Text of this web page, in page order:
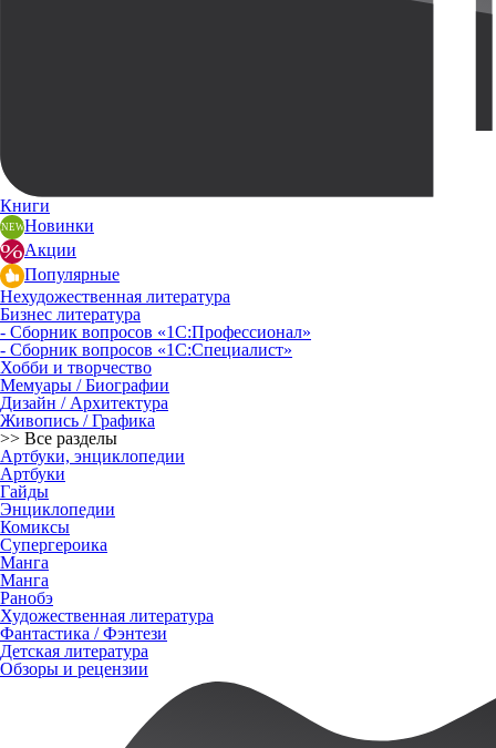
Книги
Новинки
Акции
Популярные
Нехудожественная литература
Бизнес литература
- Сборник вопросов «1С:Профессионал»
- Сборник вопросов «1С:Специалист»
Хобби и творчество
Мемуары / Биографии
Дизайн / Архитектура
Живопись / Графика
>> Все разделы
Артбуки, энциклопедии
Артбуки
Гайды
Энциклопедии
Комиксы
Супергероика
Манга
Манга
Ранобэ
Художественная литература
Фантастика / Фэнтези
Детская литература
Обзоры и рецензии